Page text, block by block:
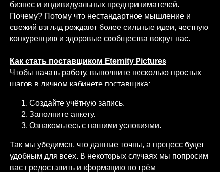
бизнес и индивидуальных предпринимателей.
Почему? Потому что нестандартное мышление и
свежий взгляд рождают более сильные идеи, честную
конкуренцию и здоровые сообщества вокруг нас.
Как стать поставщиком Eternity Pictures
Чтобы начать работу, выполните несколько простых
шагов в личном кабинете поставщика:
Создайте учётную запись.
Заполните анкету.
Ознакомьтесь с нашими условиями.
Так мы убедимся, что данные точны, а процесс будет
удобным для всех. В некоторых случаях мы попросим
вас предоставить информацию по трём